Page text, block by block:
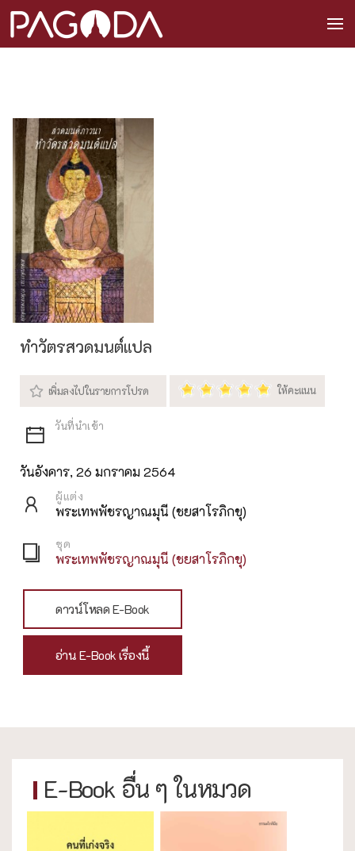
ทำวัตรสวดมนต์แปล
วันอังคาร, 26 มกราคม 2564
ผู้แต่ง
พระเทพพัชรญาณมุนี (ชยสาโรภิกขุ)
ชุด
พระเทพพัชรญาณมุนี (ชยสาโรภิกขุ)
ดาวน์โหลด E-Book
อ่าน E-Book เรื่องนี้
E-Book อื่น ๆ ในหมวด